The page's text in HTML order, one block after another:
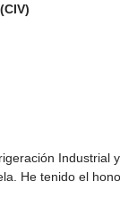
Industrial
He tenido el